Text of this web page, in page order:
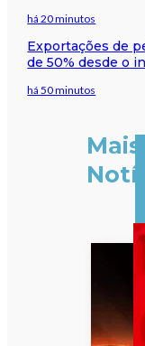
há 20 minutos
Exportações de
de 50% desde o
há 50 minutos
Mais